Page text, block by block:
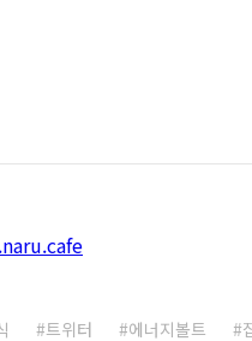
트위터 에너지볼트